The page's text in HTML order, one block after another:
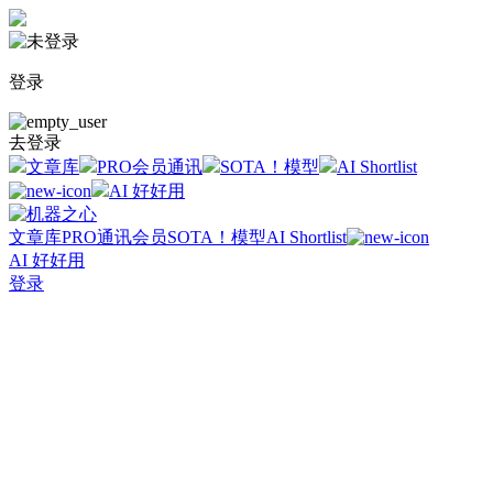
登录
去登录
文章库
PRO会员通讯 SOTA！模型
AI Shortlist
AI 好好用
文章库PRO通讯会员SOTA！模型AI Shortlist
AI 好好用
登录